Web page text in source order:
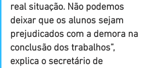
real situação. Não podemos
deixar que os alunos sejam
prejudicados com a demora na
conclusão dos trabalhos”,
explica o secretário de